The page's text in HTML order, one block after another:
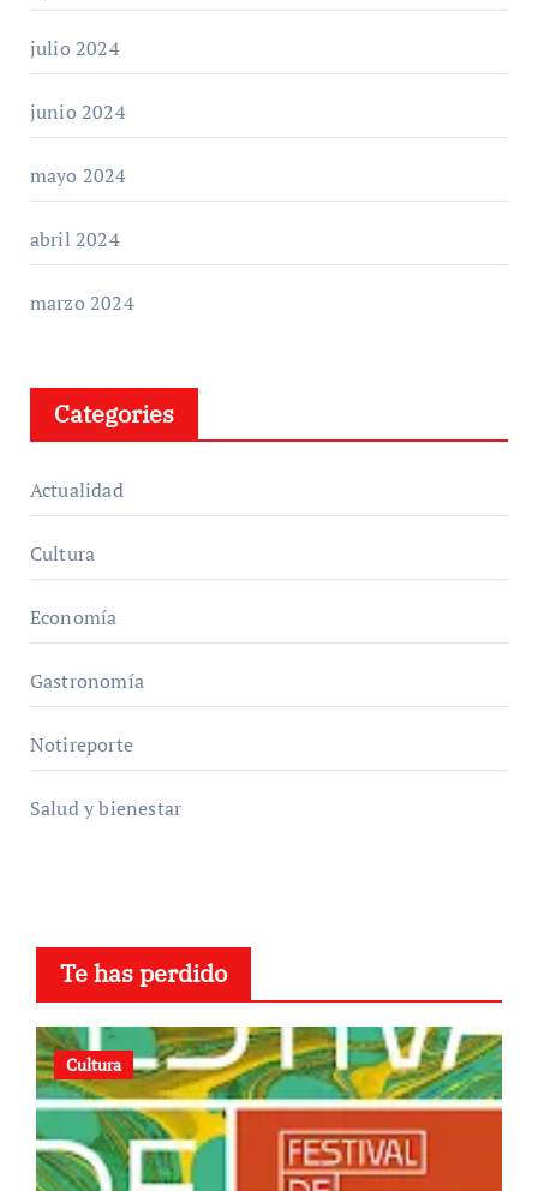
julio 2024
junio 2024
mayo 2024
abril 2024
marzo 2024
Categories
Actualidad
Cultura
Economía
Gastronomía
Notireporte
Salud y bienestar
Te has perdido
Cultura